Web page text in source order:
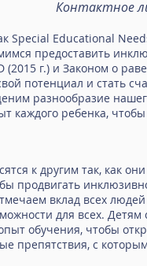
Контактное
Special Educational
предоставить
г.) и Законом о
потенциал и стать
разнообразие
каждого ребенка,
к другим так, как
продвигать
вклад всех
для всех. Детям
обучения, чтобы
препятствия, с